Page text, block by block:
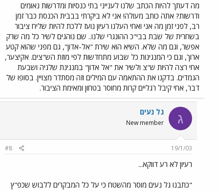
מה דעתך להיות הכתב שלנו לענייני בתי כנסיות ומדרשות נאומים
ודרשות? אתה כותב מעולה! אני לא ביקרתי בבבית הכנסת כבר זמן
רב, לפני זמן מה אני ואחי העלנו רעיון נועז ללכת להיות שליח ציבור
בשחרית של שבת בבי"כ ההונגרי שלנו.. שם נוהגים לשיר כל מה שרק
אפשר, וגם מה שלא. השיא הוא שירת "אל-אדון", גם מפני שהוא קטע
ארוך, וגם כי המנגינות כל שבוע מתחדשות לפי מוזת הש"צים. אקיצער,
אחי רצה להיות ש"צ ולשיר את "אל אדון" במנגינת שלגיה ושבעת
הגמדים. בדקנו את ההתאמה עם המילים וזה מסתדר מצויין. בסופו של
דבר, אחי קיבל רגליים קרות מחוסר בטחון ומאימת הציבור.
ג גל נעים
New member
19/1/03
#8
רעיון לא רע דווקא...
"כתבנו גל נעים מוסר מהשטח כי על כל המבקרים ללבוש שכפ"ץ